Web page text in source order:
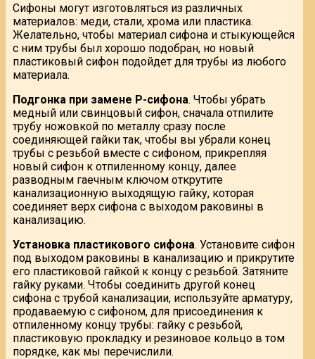
Сифоны могут изготовляться из различных
материалов: меди, стали, хрома или пластика.
Желательно, чтобы материал сифона и стыкующейся
с ним трубы был хорошо подобран, но новый
пластиковый сифон подойдет для трубы из любого
материала.
Подгонка при замене Р-сифона. Чтобы убрать
медный или свинцовый сифон, сначала отпилите
трубу ножовкой по металлу сразу после
соединяющей гайки так, чтобы вы убрали конец
трубы с резьбой вместе с сифоном, прикрепляя
новый сифон к отпиленному концу, далее
разводным гаечным ключом открутите
канализационную выходящую гайку, которая
соединяет верх сифона с выходом раковины в
канализацию.
Установка пластикового сифона. Установите сифон
под выходом раковины в канализацию и прикрутите
его пластиковой гайкой к концу с резьбой. Затяните
гайку руками. Чтобы соединить другой конец
сифона с трубой канализации, используйте арматуру,
продаваемую с сифоном, для присоединения к
отпиленному концу трубы: гайку с резьбой,
пластиковую прокладку и резиновое кольцо в том
порядке, как мы перечислили.